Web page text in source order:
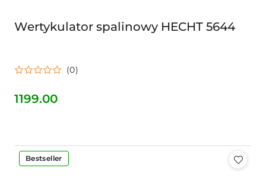
Wertykulator spalinowy HECHT 5644
(0)
Cena:
1199.00
Bestseller